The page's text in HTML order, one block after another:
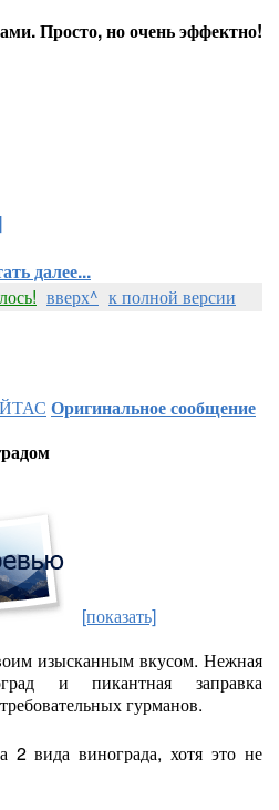
Просто, но очень эффектно!
далее...
вверх^ к полной версии
Оригинальное сообщение
[показать]
изысканным вкусом. Нежная
и пикантная заправка
гурманов.
2 вида винограда, хотя это не